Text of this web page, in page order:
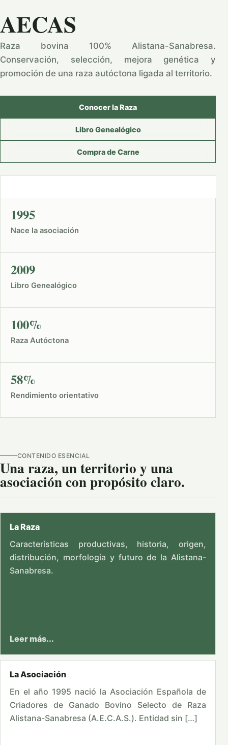
AECAS
Raza bovina 100% Alistana-Sanabresa.
Conservación, selección, mejora genética y
promoción de una raza autóctona ligada al territorio.
Conocer la Raza
Libro Genealógico
Compra de Carne
1995
Nace la asociación
2009
Libro Genealógico
100%
Raza Autóctona
58%
Rendimiento orientativo
CONTENIDO ESENCIAL
Una raza, un territorio y una
asociación con propósito claro.
La Raza
Características productivas, historia, origen,
distribución, morfología y futuro de la Alistana-
Sanabresa.
Leer más...
La Asociación
En el año 1995 nació la Asociación Española de
Criadores de Ganado Bovino Selecto de Raza
Alistana-Sanabresa (A.E.C.A.S.). Entidad sin […]